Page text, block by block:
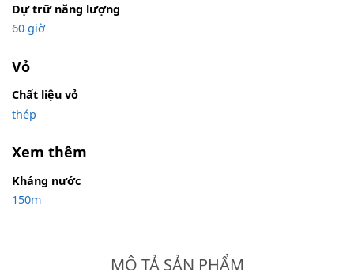
MÔ TẢ SẢN PHẨM
Dự trữ năng lượng
60 giờ
Vỏ
Chất liệu vỏ
thép
Xem thêm
Kháng nước
150m